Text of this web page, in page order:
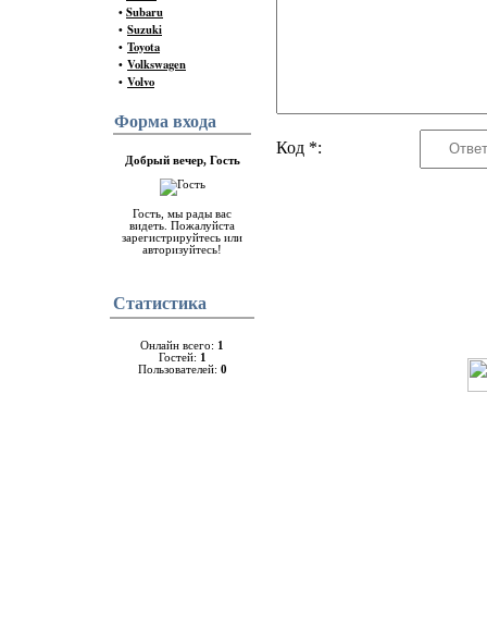
•Subaru
• Suzuki
• Toyota
• Volkswagen
• Volvo
Форма входа
Добрый вечер, Гость
Гость, мы рады вас
видеть. Пожалуйста
зарегистрируйтесь или
авторизуйтесь!
Cтатистика
Онлайн всего: 1
Гостей: 1
Пользователей: 0
Код *: